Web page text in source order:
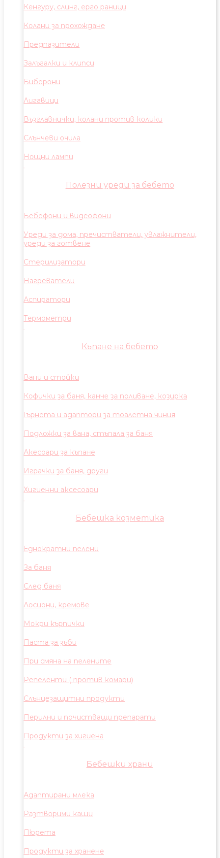
Кенгуру, слинг, ерго раници
Колани за прохождане
Предпазители
Залъгалки и клипси
Биберони
Лигавици
Възглавнички, колани против колики
Слънчеви очила
Нощни лампи
Полезни уреди за бебето
Бебефони и видеофони
Уреди за дома, пречистватели, увлажнители,
уреди за готвене
Стерилизатори
Нагреватели
Аспиратори
Термометри
Къпане на бебето
Вани и стойки
Кофички за баня, канче за поливане, козирка
Гърнета и адаптори за тоалетна чиния
Подложки за вана, стъпала за баня
Акесоари за къпане
Играчки за баня, други
Хигиенни аксесоари
Бебешка козметика
Еднократни пелени
За баня
След баня
Лосиони, кремове
Мокри кърпички
Паста за зъби
При смяна на пелените
Репеленти ( против комари)
Слънцезащитни продукти
Перилни и почистващи препарати
Продукти за хигиена
Бебешки храни
Адаптирани млека
Разтворими каши
Пюрета
Продукти за хранене